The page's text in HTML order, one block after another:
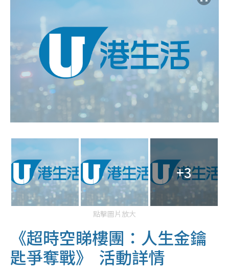
+3
點擊圖片放大
《超時空睇樓團：人生金鑰
匙爭奪戰》 活動詳情